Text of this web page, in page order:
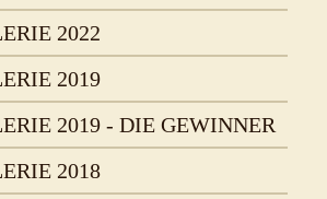
2022
2019
2019 - DIE GEWINNER
2018